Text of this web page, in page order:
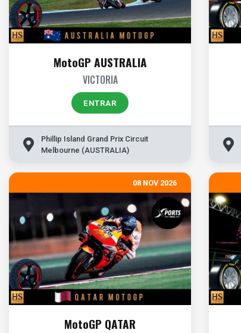
MotoGP AUSTRALIA
VICTORIA
ENTRAR
Phillip Island Grand Prix Circuit
Melbourne (AUSTRALIA)
08 NOV 2026
MotoGP QATAR